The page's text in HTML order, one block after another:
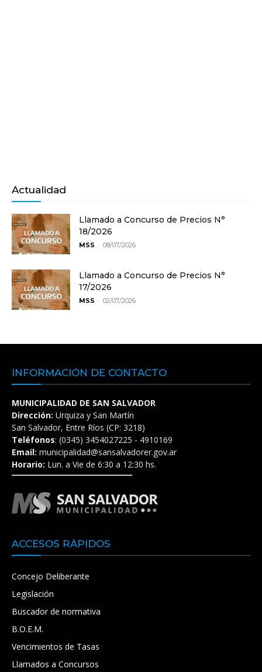
Actualidad
Llamado a Concurso de Precios N°
18/2026
MSS - 08/07/2026
Llamado a Concurso de Precios N°
17/2026
MSS - 02/07/2026
INFORMACIÓN DE CONTACTO
MUNICIPALIDAD DE SAN SALVADOR
Dirección: Urquiza y San Martín
San Salvador, Entre Ríos (CP: 3218)
Teléfonos: (0345) 3454027225 - 4910169
Email: municipalidad@sansalvadorer.gov.ar
Horario: Lun. a Vie de 6:30 a 12:30 hs.
ACCESOS RÁPIDOS
Concejo Deliberante
Legislación
Buscador de normativa
B.O.E.M.
Vencimientos de Tasas
Llamados a Concursos